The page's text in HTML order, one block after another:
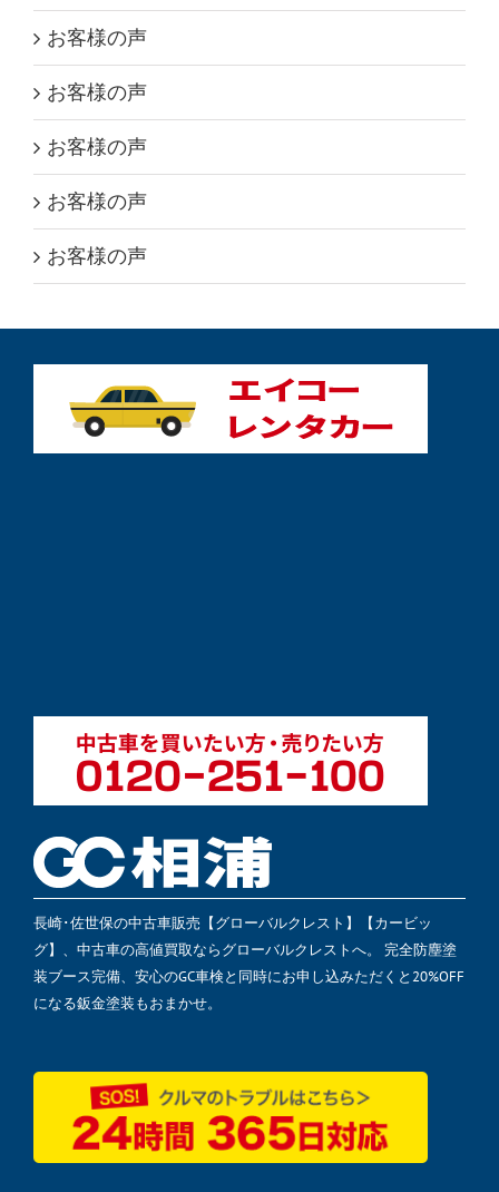
お客様の声
お客様の声
お客様の声
お客様の声
お客様の声
長崎･佐世保の中古車販売【グローバルクレスト】【カービッ
グ】、中古車の高値買取ならグローバルクレストへ。 完全防塵塗
装ブース完備、安心のGC車検と同時にお申し込みただくと20%OFF
になる鈑金塗装もおまかせ。